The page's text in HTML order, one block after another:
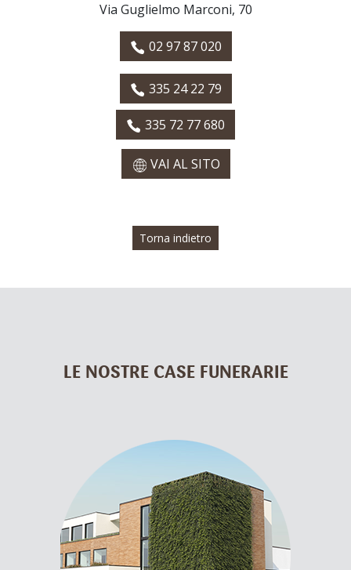
Via Guglielmo Marconi, 70
02 97 87 020
335 24 22 79
335 72 77 680
VAI AL SITO
Torna indietro
LE NOSTRE CASE FUNERARIE